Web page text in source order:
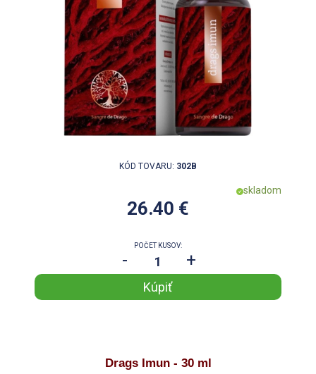
KÓD TOVARU: 302B
skladom
26.40 €
POČET KUSOV:
- +
Drags Imun - 30 ml